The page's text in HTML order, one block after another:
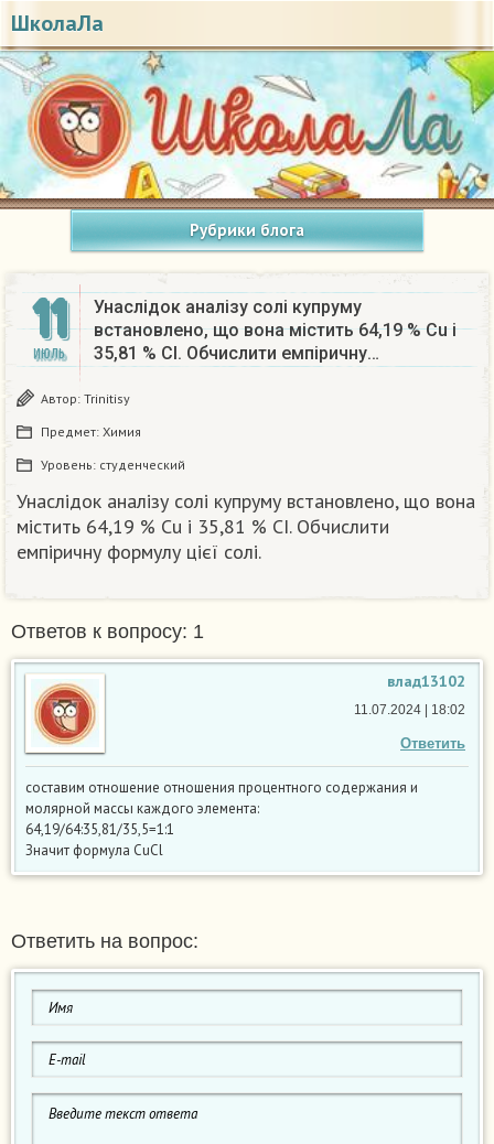
ШколаЛа
Рубрики блога
11
ИЮЛЬ
Унаслідок аналізу солі купруму
встановлено, що вона містить 64,19 % Cu і
35,81 % CІ. Обчислити емпіричну…
Автор: Trinitisy
Предмет: Химия
Уровень: студенческий
Унаслідок аналізу солі купруму встановлено, що вона
містить 64,19 % Cu і 35,81 % CІ. Обчислити
емпіричну формулу цієї солі.
Ответов к вопросу: 1
влад13102
Ответить
11.07.2024 | 18:02
составим отношение отношения процентного содержания и
молярной массы каждого элемента:
64,19/64:35,81/35,5=1:1
Значит формула CuCl
Ответить на вопрос: